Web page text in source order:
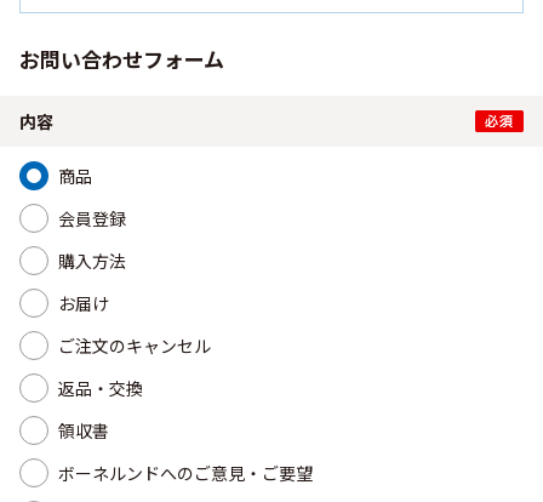
お問い合わせフォーム
内容
商品
会員登録
購入方法
お届け
ご注文のキャンセル
返品・交換
領収書
ボーネルンドへのご意見・ご要望